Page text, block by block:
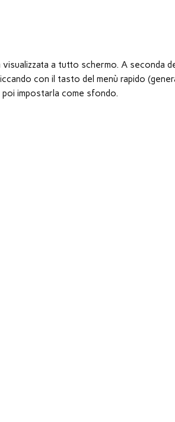
visualizzata a tutto schermo. A seconda
con il tasto del menù rapido
poi impostarla come sfondo.